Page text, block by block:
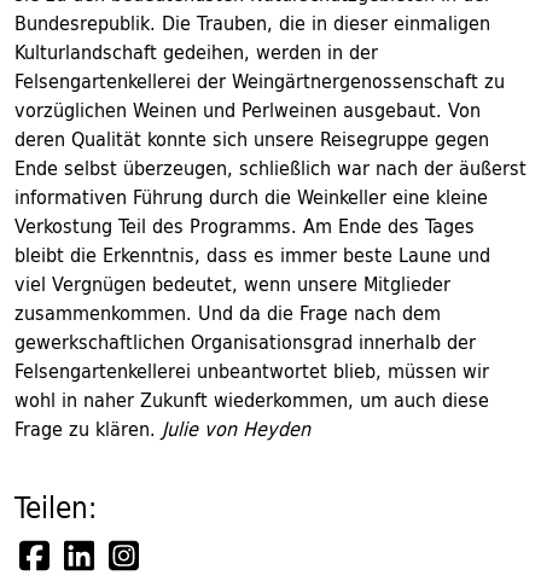
Bundesrepublik. Die Trauben, die in dieser einmaligen
Kulturlandschaft gedeihen, werden in der
Felsengartenkellerei der Weingärtnergenossenschaft zu
vorzüglichen Weinen und Perlweinen ausgebaut. Von
deren Qualität konnte sich unsere Reisegruppe gegen
Ende selbst überzeugen, schließlich war nach der äußerst
informativen Führung durch die Weinkeller eine kleine
Verkostung Teil des Programms. Am Ende des Tages
bleibt die Erkenntnis, dass es immer beste Laune und
viel Vergnügen bedeutet, wenn unsere Mitglieder
zusammenkommen. Und da die Frage nach dem
gewerkschaftlichen Organisationsgrad innerhalb der
Felsengartenkellerei unbeantwortet blieb, müssen wir
wohl in naher Zukunft wiederkommen, um auch diese
Frage zu klären.Julie von Heyden
Teilen: